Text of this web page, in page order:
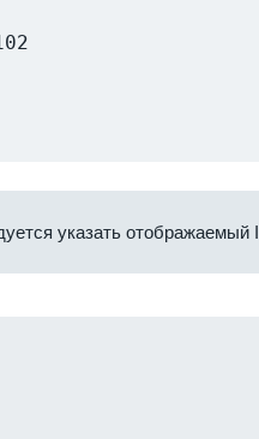
указать отображаемый